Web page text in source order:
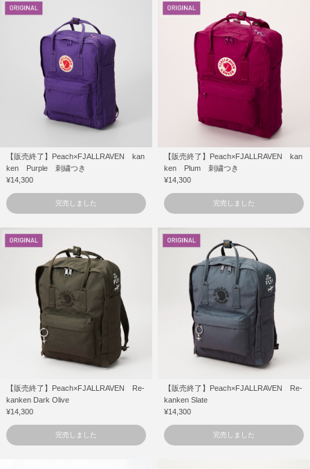
【販売終了】Peach×FJALLRAVEN kan
ken Purple 刺繍つき
¥14,300
完売しました
【販売終了】Peach×FJALLRAVEN kan
ken Plum 刺繍つき
¥14,300
完売しました
【販売終了】Peach×FJALLRAVEN Re-
kanken Dark Olive
¥14,300
完売しました
【販売終了】Peach×FJALLRAVEN Re-
kanken Slate
¥14,300
完売しました